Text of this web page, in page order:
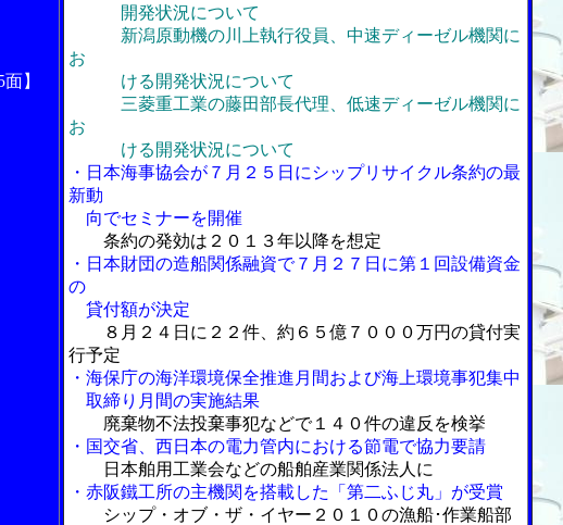
】
開発状況について
新潟原動機の川上執行役員、中速ディーゼル機関に
お
ける開発状況について
三菱重工業の藤田部長代理、低速ディーゼル機関に
お
ける開発状況について
・日本海事協会が７月２５日にシップリサイクル条約の最
新動
向でセミナーを開催
条約の発効は２０１３年以降を想定
・日本財団の造船関係融資で７月２７日に第１回設備資金
の
貸付額が決定
８月２４日に２２件、約６５億７０００万円の貸付実
行予定
・海保庁の海洋環境保全推進月間および海上環境事犯集中
取締り月間の実施結果
廃棄物不法投棄事犯などで１４０件の違反を検挙
・国交省、西日本の電力管内における節電で協力要請
日本舶用工業会などの船舶産業関係法人に
・赤阪鐵工所の主機関を搭載した「第二ふじ丸」が受賞
シップ・オブ・ザ・イヤー２０１０の漁船･作業船部